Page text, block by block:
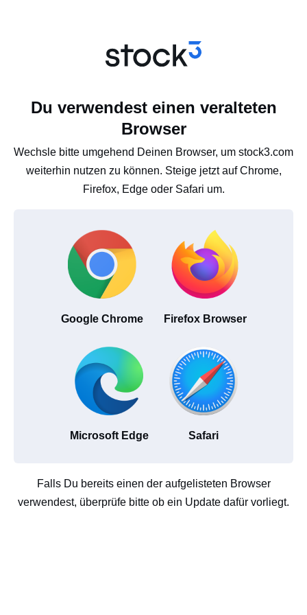
Du verwendest einen veralteten
Browser
Wechsle bitte umgehend Deinen Browser, um stock3.com
weiterhin nutzen zu können. Steige jetzt auf Chrome,
Firefox, Edge oder Safari um.
Google Chrome Firefox Browser
Microsoft Edge Safari
Falls Du bereits einen der aufgelisteten Browser
verwendest, überprüfe bitte ob ein Update dafür vorliegt.